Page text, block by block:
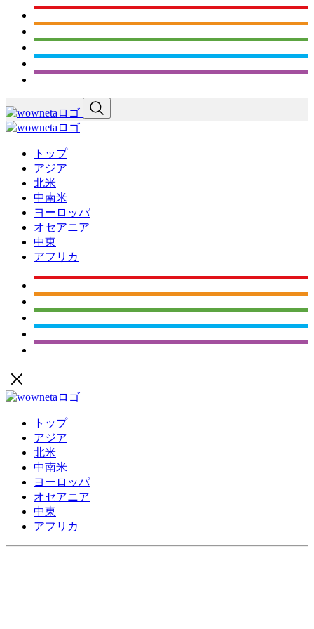
トップ
アジア
北米
中南米
ヨーロッパ
オセアニア
中東
アフリカ
トップ
アジア
北米
中南米
ヨーロッパ
オセアニア
中東
アフリカ